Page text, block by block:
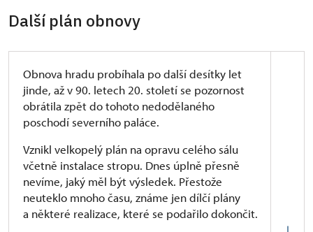
do krovu (v=435 cm). Vstup ze spojovacího křídla
portálem silně narušeným. Úroveň nat dímto křídlem
zvýšena o 45 cm. Prostor je v současné době jednotný,
Původně zde bývaly dva sály, jak dokládá rozvrh oken
i stopy po dělící zdi tloušťky 60 cm na podélných
zdech.“
dozvíte v následující kapitole.
Další plán obnovy
Obnova hradu probíhala po další desítky let
jinde, až v 90. letech 20. století se pozornost
obrátila zpět do tohoto nedodělaného
poschodí severního paláce.
Vznikl velkopelý plán na opravu celého sálu
včetně instalace stropu. Dnes úplně přesně
nevíme, jaký měl být výsledek. Přestože
neuteklo mnoho času, známe jen dílčí plány
a některé realizace, které se podařilo dokončit.